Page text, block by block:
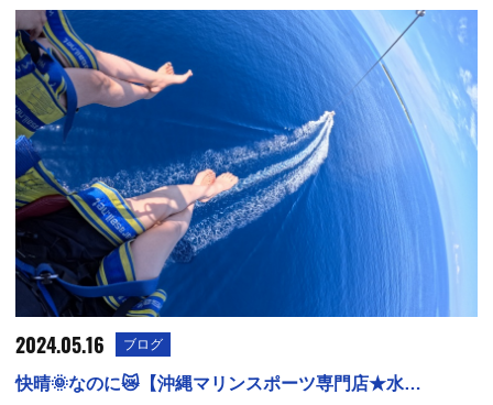
2024.05.16 ブログ
快晴🌞なのに😿【沖縄マリンスポーツ専門店★水…